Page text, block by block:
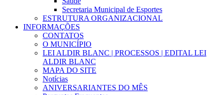
Secretaria Municipal de Esportes
ESTRUTURA ORGANIZACIONAL
INFORMAÇÕES
CONTATOS
O MUNICÍPIO
LEI ALDIR BLANC | PROCESSOS | EDITAL LEI
ALDIR BLANC
MAPA DO SITE
Notícias
ANIVERSARIANTES DO MÊS